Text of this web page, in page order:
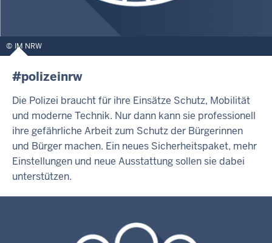
IM NRW
#polizeinrw
Die Polizei braucht für ihre Einsätze Schutz, Mobilität
und moderne Technik. Nur dann kann sie professionell
ihre gefährliche Arbeit zum Schutz der Bürgerinnen
und Bürger machen. Ein neues Sicherheitspaket, mehr
Einstellungen und neue Ausstattung sollen sie dabei
unterstützen.